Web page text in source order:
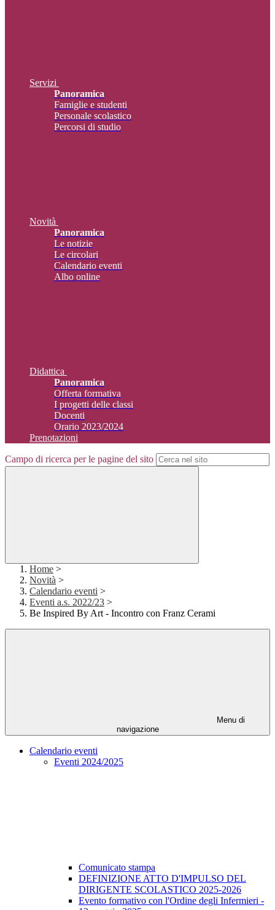
Servizi
Panoramica
Famiglie e studenti
Personale scolastico
Percorsi di studio
Novità
Panoramica
Le notizie
Le circolari
Calendario eventi
Albo online
Didattica
Panoramica
Offerta formativa
I progetti delle classi
Docenti
Orario 2023/2024
Prenotazioni
Campo di ricerca per le pagine del sito
Home >
Novità >
Calendario eventi >
Eventi a.s. 2022/23 >
Be Inspired By Art - Incontro con Franz Cerami
Menu di
navigazione
Calendario eventi
Eventi 2024/2025
Comunicato stampa
DEFINIZIONE ATTO D'IMPULSO DEL
DIRIGENTE SCOLASTICO 2025-2026
Evento formativo con l'Ordine degli Infermieri -